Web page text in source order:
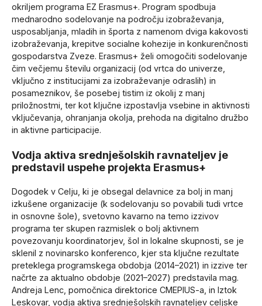
okriljem programa EZ Erasmus+. Program spodbuja
mednarodno sodelovanje na področju izobraževanja,
usposabljanja, mladih in športa z namenom dviga kakovosti
izobraževanja, krepitve socialne kohezije in konkurenčnosti
gospodarstva Zveze. Erasmus+ želi omogočiti sodelovanje
čim večjemu številu organizacij (od vrtca do univerze,
vključno z institucijami za izobraževanje odraslih) in
posameznikov, še posebej tistim iz okolij z manj
priložnostmi, ter kot ključne izpostavlja vsebine in aktivnosti
vključevanja, ohranjanja okolja, prehoda na digitalno družbo
in aktivne participacije.
Vodja aktiva srednješolskih ravnateljev je
predstavil uspehe projekta Erasmus+
Dogodek v Celju, ki je obsegal delavnice za bolj in manj
izkušene organizacije (k sodelovanju so povabili tudi vrtce
in osnovne šole), svetovno kavarno na temo izzivov
programa ter skupen razmislek o bolj aktivnem
povezovanju koordinatorjev, šol in lokalne skupnosti, se je
sklenil z novinarsko konferenco, kjer sta ključne rezultate
preteklega programskega obdobja (2014–2021) in izzive ter
načrte za aktualno obdobje (2021–2027) predstavila mag.
Andreja Lenc, pomočnica direktorice CMEPIUS-a, in Iztok
Leskovar, vodja aktiva srednješolskih ravnateljev celjske